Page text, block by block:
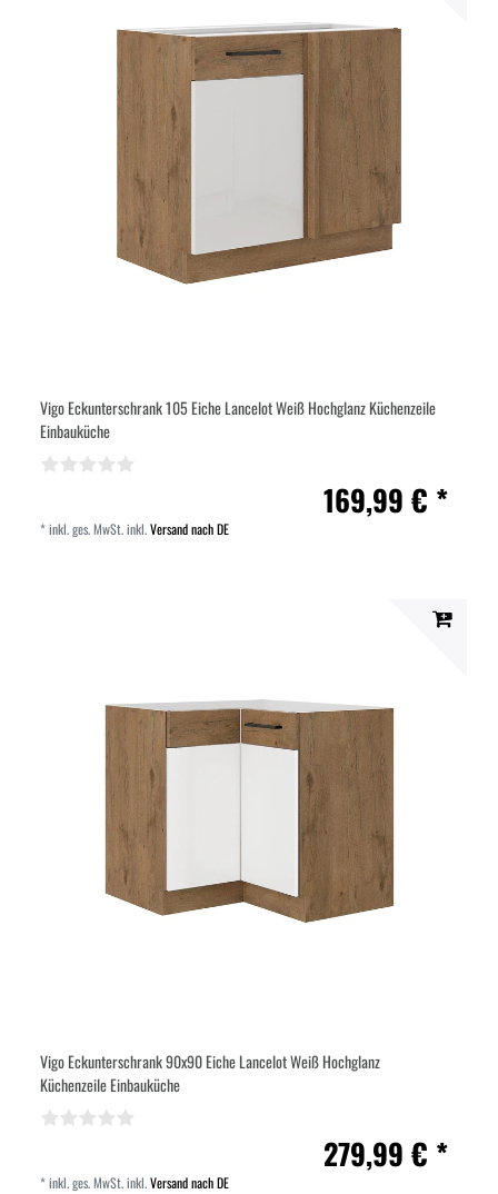
Vigo Eckunterschrank 105 Eiche Lancelot Weiß Hochglanz Küchenzeile
Einbauküche
169,99 € *
*inkl. ges. MwSt.inkl.Versand nach DE
Vigo Eckunterschrank 90x90 Eiche Lancelot Weiß Hochglanz
Küchenzeile Einbauküche
279,99 € *
*inkl. ges. MwSt.inkl.Versand nach DE